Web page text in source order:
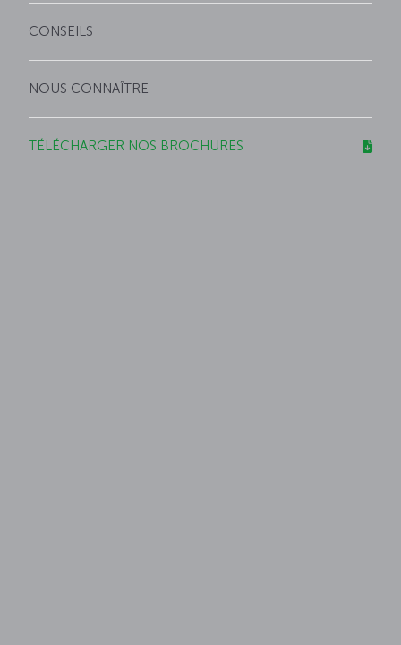
CONSEILS
NOUS CONNAÎTRE
TÉLÉCHARGER NOS BROCHURES